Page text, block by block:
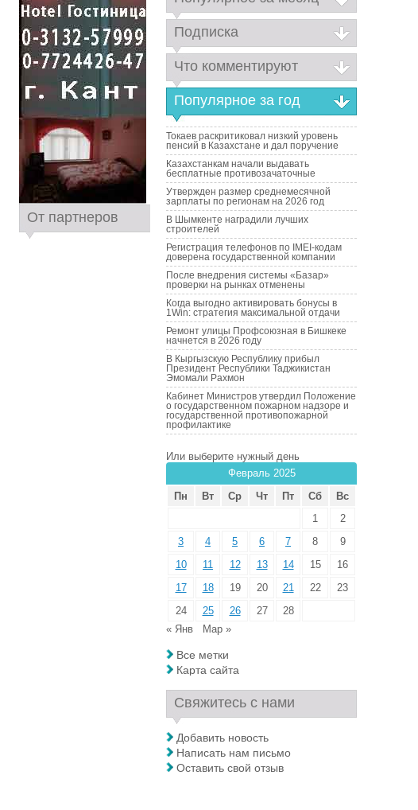
От партнеров
Подписка
Что комментируют
Популярное за год
Токаев раскритиковал низкий уровень
пенсий в Казахстане и дал поручение
Казахстанкам начали выдавать
бесплатные противозачаточные
Утвержден размер среднемесячной
зарплаты по регионам на 2026 год
В Шымкенте наградили лучших
строителей
Регистрация телефонов по IMEI-кодам
доверена государственной компании
После внедрения системы «Базар»
проверки на рынках отменены
Когда выгодно активировать бонусы в
1Win: стратегия максимальной отдачи
Ремонт улицы Профсоюзная в Бишкеке
начнется в 2026 году
В Кыргызскую Республику прибыл
Президент Республики Таджикистан
Эмомали Рахмон
Кабинет Министров утвердил Положение
о государственном пожарном надзоре и
государственной противопожарной
профилактике
Или выберите нужный день
Февраль 2025
Пн
Вт Ср Чт Пт Сб
Вс
1
2
3
4 5 6 7 8
9
10
11 12 13 14 15
16
17
18 19 20 21 22
23
24
25 26 27
28
« Янв
Мар »
Все метки
Карта сайта
Свяжитесь с нами
Добавить новость
Написать нам письмо
Оставить свой отзыв